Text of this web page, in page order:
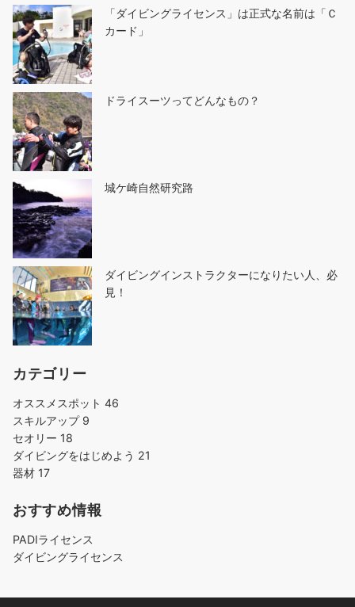
「ダイビングライセンス」は正式な名前は「Ｃ
カード」
ドライスーツってどんなもの？
城ケ崎自然研究路
ダイビングインストラクターになりたい人、必
見！
カテゴリー
オススメスポット 46
スキルアップ 9
セオリー 18
ダイビングをはじめよう 21
器材 17
おすすめ情報
PADIライセンス
ダイビングライセンス